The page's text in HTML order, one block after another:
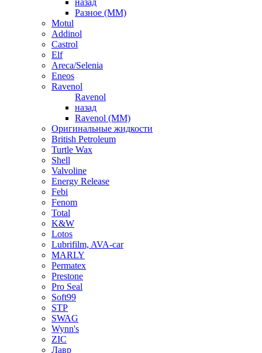
назад
Разное (ММ)
Motul
Addinol
Castrol
Elf
Areca/Selenia
Eneos
Ravenol
Ravenol
назад
Ravenol (ММ)
Оригинальные жидкости
British Petroleum
Turtle Wax
Shell
Valvoline
Energy Release
Febi
Fenom
Total
K&W
Lotos
Lubrifilm, AVA-car
MARLY
Permatex
Prestone
Pro Seal
Soft99
STP
SWAG
Wynn's
ZIC
Лавр